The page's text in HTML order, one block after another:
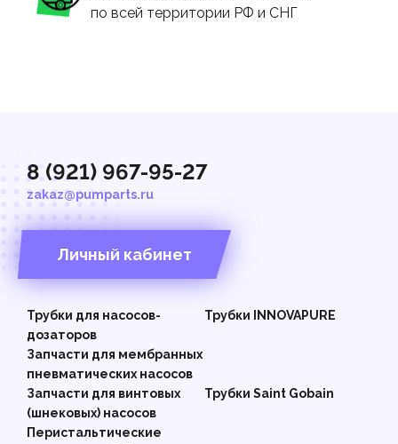
по всей территории РФ и СНГ
Трубки для насосов-
дозаторов
Трубки INNOVAPURE
Запчасти для мембранных
пневматических насосов
Запчасти для винтовых
(шнековых) насосов
Трубки Saint Gobain
Перистальтические
8 (921) 967-95-27
zakaz@pumparts.ru
Личный кабинет